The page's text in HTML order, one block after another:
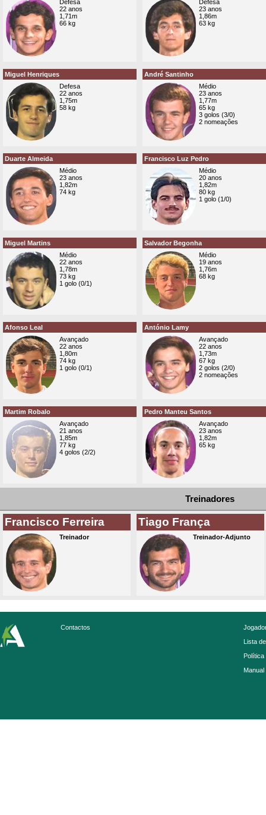
Defesa
22 anos
1,71m
66 kg
Defesa
23 anos
1,86m
63 kg
Miguel Henriques
Defesa
22 anos
1,75m
58 kg
André Santinho
Médio
23 anos
1,77m
65 kg
3 golos (3/0)
2 nomeações
Duarte Almeida
Médio
23 anos
1,82m
74 kg
Francisco Luz Pedro
Médio
20 anos
1,82m
80 kg
1 golo (1/0)
Miguel Martins
Médio
22 anos
1,78m
73 kg
1 golo (0/1)
Salvador Begonha
Médio
19 anos
1,76m
68 kg
Afonso Leal
Avançado
22 anos
1,80m
74 kg
1 golo (0/1)
António Lamy
Avançado
22 anos
1,73m
67 kg
2 golos (2/0)
2 nomeações
Martim Robalo
Avançado
21 anos
1,85m
77 kg
4 golos (2/2)
Pedro Manteu Santos
Avançado
23 anos
1,82m
65 kg
Treinadores
Francisco Ferreira
Treinador
Tiago França
Treinador-Adjunto
Contactos
Lista